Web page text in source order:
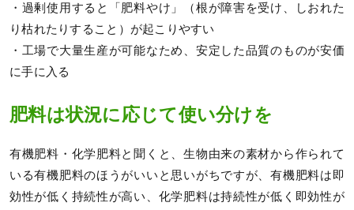
・過剰使用すると「肥料やけ」（根が障害を受け、しおれた
り枯れたりすること）が起こりやすい
・工場で大量生産が可能なため、安定した品質のものが安価
に手に入る
肥料は状況に応じて使い分けを
有機肥料・化学肥料と聞くと、生物由来の素材から作られて
いる有機肥料のほうがいいと思いがちですが、有機肥料は即
効性が低く持続性が高い、化学肥料は持続性が低く即効性が